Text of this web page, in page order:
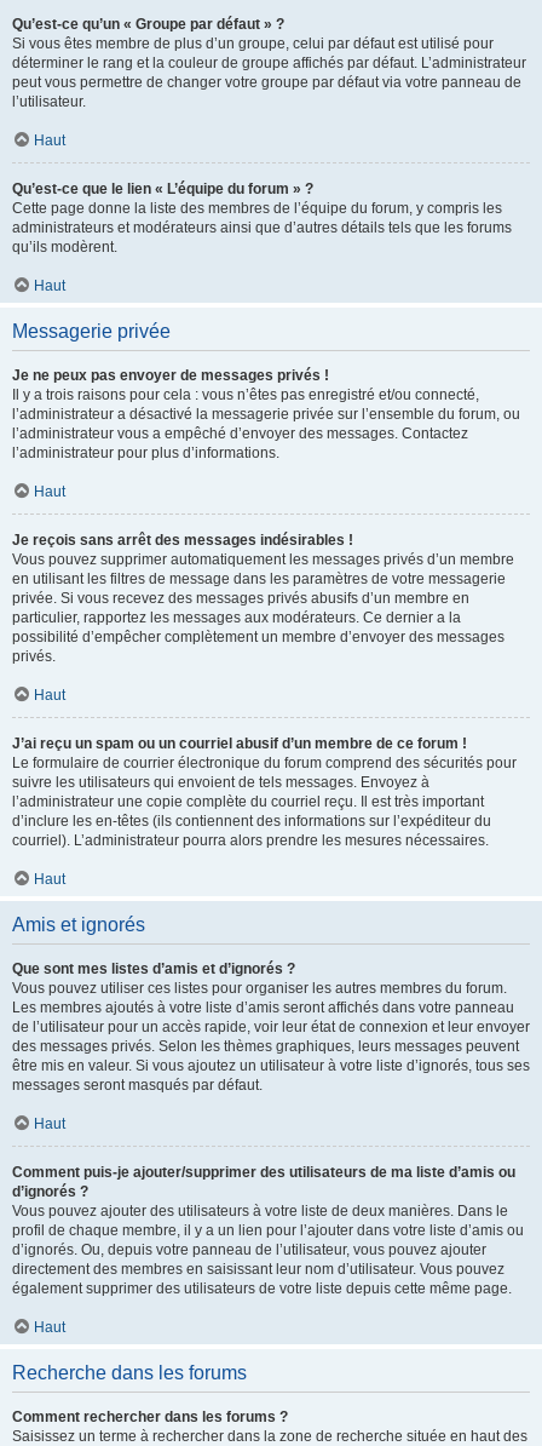
Qu’est-ce qu’un « Groupe par défaut » ?
Si vous êtes membre de plus d’un groupe, celui par défaut est utilisé pour
déterminer le rang et la couleur de groupe affichés par défaut. L’administrateur
peut vous permettre de changer votre groupe par défaut via votre panneau de
l’utilisateur.
Haut
Qu’est-ce que le lien « L’équipe du forum » ?
Cette page donne la liste des membres de l’équipe du forum, y compris les
administrateurs et modérateurs ainsi que d’autres détails tels que les forums
qu’ils modèrent.
Haut
Messagerie privée
Je ne peux pas envoyer de messages privés !
Il y a trois raisons pour cela : vous n’êtes pas enregistré et/ou connecté,
l’administrateur a désactivé la messagerie privée sur l’ensemble du forum, ou
l’administrateur vous a empêché d’envoyer des messages. Contactez
l’administrateur pour plus d’informations.
Haut
Je reçois sans arrêt des messages indésirables !
Vous pouvez supprimer automatiquement les messages privés d’un membre
en utilisant les filtres de message dans les paramètres de votre messagerie
privée. Si vous recevez des messages privés abusifs d’un membre en
particulier, rapportez les messages aux modérateurs. Ce dernier a la
possibilité d’empêcher complètement un membre d’envoyer des messages
privés.
Haut
J’ai reçu un spam ou un courriel abusif d’un membre de ce forum !
Le formulaire de courrier électronique du forum comprend des sécurités pour
suivre les utilisateurs qui envoient de tels messages. Envoyez à
l’administrateur une copie complète du courriel reçu. Il est très important
d’inclure les en-têtes (ils contiennent des informations sur l’expéditeur du
courriel). L’administrateur pourra alors prendre les mesures nécessaires.
Haut
Amis et ignorés
Que sont mes listes d’amis et d’ignorés ?
Vous pouvez utiliser ces listes pour organiser les autres membres du forum.
Les membres ajoutés à votre liste d’amis seront affichés dans votre panneau
de l’utilisateur pour un accès rapide, voir leur état de connexion et leur envoyer
des messages privés. Selon les thèmes graphiques, leurs messages peuvent
être mis en valeur. Si vous ajoutez un utilisateur à votre liste d’ignorés, tous ses
messages seront masqués par défaut.
Haut
Comment puis-je ajouter/supprimer des utilisateurs de ma liste d’amis ou
d’ignorés ?
Vous pouvez ajouter des utilisateurs à votre liste de deux manières. Dans le
profil de chaque membre, il y a un lien pour l’ajouter dans votre liste d’amis ou
d’ignorés. Ou, depuis votre panneau de l’utilisateur, vous pouvez ajouter
directement des membres en saisissant leur nom d’utilisateur. Vous pouvez
également supprimer des utilisateurs de votre liste depuis cette même page.
Haut
Recherche dans les forums
Comment rechercher dans les forums ?
Saisissez un terme à rechercher dans la zone de recherche située en haut des